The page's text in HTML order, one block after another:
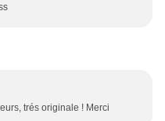
trés originale ! Merci